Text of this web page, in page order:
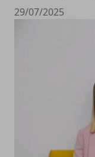
29/07/2025